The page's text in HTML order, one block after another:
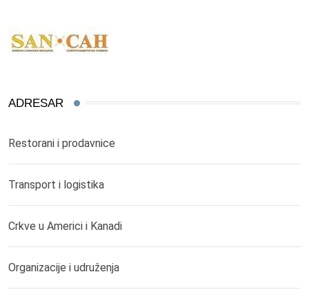
ADRESAR
Restorani i prodavnice
Transport i logistika
Crkve u Americi i Kanadi
Organizacije i udruženja